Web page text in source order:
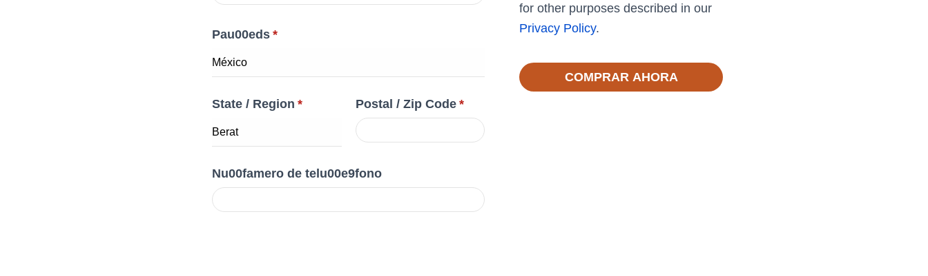
Pau00eds *
State / Region * Postal / Zip Code *
Nu00famero de telu00e9fono
for other purposes described in our
Privacy Policy.
COMPRAR AHORA